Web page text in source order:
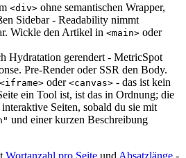
<div> ohne semantischen Wrapper,
Sidebar - Readability nimmt
Wickle den Artikel in <main> oder
Hydratation gerendert - MetricSpot
Pre-Render oder SSR den Body.
<iframe> oder <canvas> - das ist kein
ein Tool ist, ist das in Ordnung; die
Seiten, sobald du sie mit
und einer kurzen Beschreibung